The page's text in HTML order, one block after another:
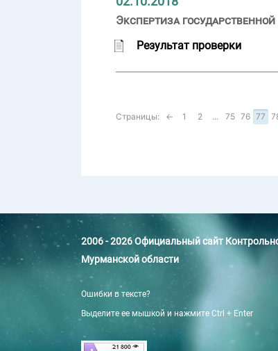
Экспертиза
Результат проверки
Страницы: ← 1 2 ... 75 76 77
2006 - 2026 Официальный сайт
Мурманской области
Ошибки в тексте?
Выделите ее мышкой и нажмите Ctrl + Enter